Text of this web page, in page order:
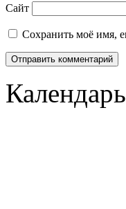
Сайт
Сохранить моё имя,
Календарь